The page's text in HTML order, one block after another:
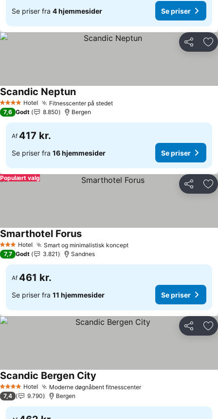
Se priser fra 4 hjemmesider Se priser
Del
4 StjernerHotel Fitnesscenter på stedetSe priser
Scandic NeptunSe priser
7,6 Godt 8.850 Bergen
Af 417 kr.
Se priser fra 16 hjemmesider Se priser
Del
Populært valg
3 StjernerHotel Smart og minimalistisk konceptSe priser
Smarthotel ForusSe priser
7,7 Godt 3.821 Sandnes
Af 461 kr.
Se priser fra 11 hjemmesider Se priser
Del
4 StjernerHotel Moderne døgnåbent fitnesscenterSe priser
Scandic Bergen City
7,4 9.790 Bergen